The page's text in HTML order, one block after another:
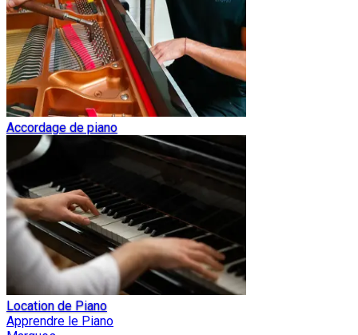
Accordage de piano
Location de Piano
Apprendre le Piano